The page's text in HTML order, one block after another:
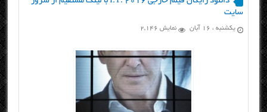
سایت
یکشنبه ، ۱۶ آبان نمایش 2,146